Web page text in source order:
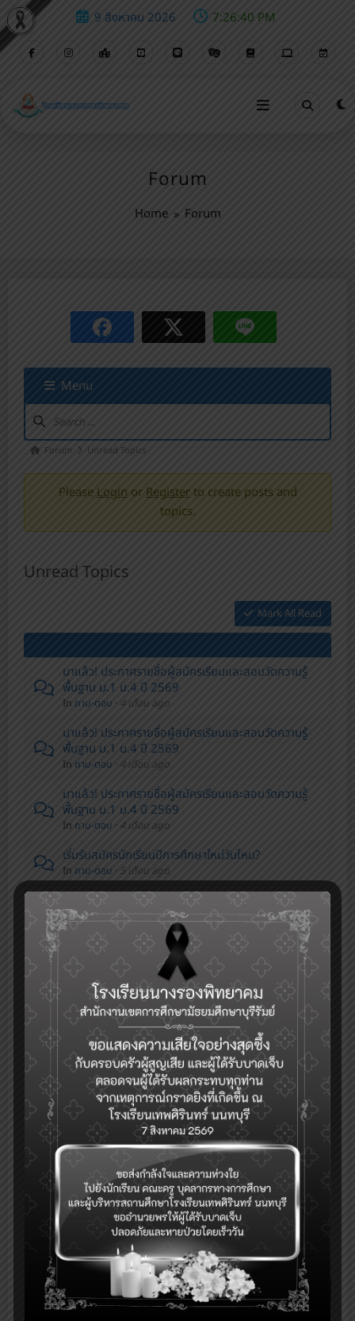
9 สิงหาคม 2026 7:26:40 PM
Forum
Home Forum
Menu
Forum Unread Topics
PleaseLoginorRegisterto create posts and
topics.
Unread Topics
Mark All Read
มาแล้ว! ประกาศรายชื่อผู้สมัครเรียนและสอบวัดความรู้
พื้นฐาน ม.1 ม.4 ปี 2569
In ถาม-ตอบ · 4 เดือน ago
มาแล้ว! ประกาศรายชื่อผู้สมัครเรียนและสอบวัดความรู้
พื้นฐาน ม.1 ม.4 ปี 2569
In ถาม-ตอบ · 4 เดือน ago
มาแล้ว! ประกาศรายชื่อผู้สมัครเรียนและสอบวัดความรู้
พื้นฐาน ม.1 ม.4 ปี 2569
In ถาม-ตอบ · 4 เดือน ago
เริ่มรับสมัครนักเรียนปีการศึกษาใหม่วันไหน?
In ถาม-ตอบ · 5 เดือน ago
หากทำเบียนบ้านไม่อยู่ในพื้นที่บริการสามารถสมัครเข้า
เรียนได้หรือไม่?
In ถาม-ตอบ · 5 เดือน ago
ทำวุฒิการศึกษาหายต้องทำอย่างไร?
ถาม-ตอบ · 5 เดือน ago
dddd
Inขอความช่วยเหลือเรื่องเรียน·9 เดือน ago
ทดสอบ
In พูดคุยเรื่องเรียน·1 ปี ago
Test
In พูดคุยเรื่องทั่วไป·1 ปี ago
test
ขอความช่วยเหลือเรื่องเรียน·1 ปี ago
ทดสอบ
Inพูดคุยเรื่องความชอบ·1 ปี ago
ขอความช่วยเหลือเรื่องทั่วไป·1 ปี ago
Mark All Read